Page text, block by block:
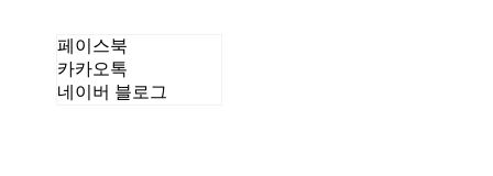
페이스북
카카오톡
네이버 블로그